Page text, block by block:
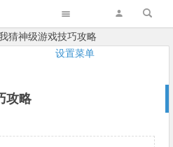
设置菜单
猜神级游戏技巧攻略
攻略